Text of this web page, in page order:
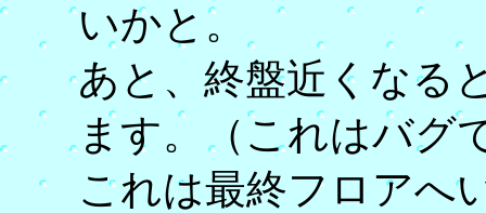
いかと。
あと、終盤近くなる
ます。（これはバグ
これは最終フロアへ